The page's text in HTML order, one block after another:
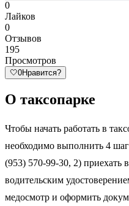
0
Лайков
0
Отзывов
195
Просмотров
🤍0Нравится?
О таксопарке
Чтобы начать работать в
необходимо выполнить 4
(953) 570-99-30, 2) приехать
водительским
медосмотр и оформить